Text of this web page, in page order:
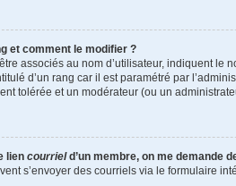
et comment le modifier ?
associés au nom d’utilisateur, indiquent
d’un rang car il est paramétré par
tolérée et un modérateur (ou un
lien courrield’un membre, on me demande
s’envoyer des courriels via le formulaire